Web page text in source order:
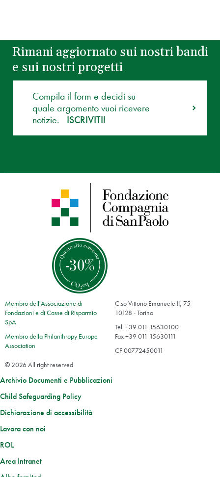
Rimani aggiornato sui nostri bandi
e sui nostri progetti
Compila il form e decidi su
quale argomento vuoi ricevere
notizie.
ISCRIVITI!
Membro dell'Associazione di
Fondazioni e di Casse di Risparmio
SpA
Membro della Philanthropy Europe
Association
C.so Vittorio Emanuele II, 75
10128 - Torino
Tel. +39 011 15630100
Fax +39 011 15630111
CF 00772450011
© 2026 All right reserved
Archivio Documenti e Pubblicazioni
Child Safeguarding Policy
Dichiarazione di accessibilità
Lavora con noi
ROL
Area Intranet